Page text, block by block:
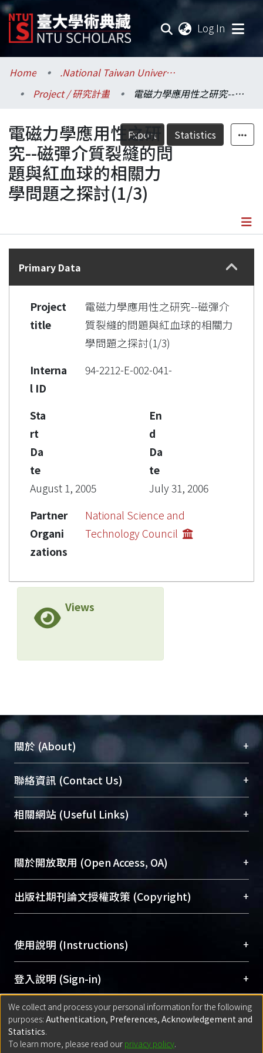
Log In
Communities & Collections
Research Outputs
Fundings & Projects
Researchers
Organizations
Home
.National Taiwan University / 國立臺灣大學
Project / 研究計畫
電磁力學應用性之研究--磁彈介質裂縫的問題與紅血球的相關力學問題之探討(1/3)
Export Statistics
電磁力學應用性之研
究--磁彈介質裂縫的問
題與紅血球的相關力
學問題之探討(1/3)
Details
Primary Data
Project
title
電磁力學應用性之研究--磁彈介
質裂縫的問題與紅血球的相關力
學問題之探討(1/3)
Interna
l ID
94-2212-E-002-041-
Sta
rt
Da
te
August 1, 2005
En
d
Da
te
July 31, 2006
Partner
Organi
zations
National Science and
Technology Council
Views
關於 (About) +
臺大位居世界頂尖大學之列，為永久珍藏及向國際
展現本校豐碩的研究成果及學術能量，圖書館整合
機構典藏（NTUR）與學術庫（AH）不同功能平
台，成為臺大學術典藏NTU scholars。期能整合研
成果。
To permanently archive and promote researcher
profiles and scholarly works, Library integrates the
services of “NTU Repository” with “Academic
聯絡資訊 (Contact Us) +
總館學科館員(Main Library)
醫學圖書館學科館員(Medical Library)
Sciences Library)
相關網站 (Useful Links) +
關於開放取用 (Open Access, OA) +
開放取用是從使用者角度提升資訊取用性的社會運
動，應用在學術研究上是透過將研究著作公開供使
用逐年攀升。同時可加速研究發展、提升研究影響
Archive）平台。 （點選深入了解OA）
出版社期刊論文授權政策 (Copyright) +
含部分內容的版權非匯入者所有，或由第三方贊
助與合作完成，請確認該版權所有者及第三方同
意提供此授權。
Please represent that the submission is your
original work, and that you have the right to
grant the rights to upload.
若欲上傳已出版的全文電子檔，可使用
使用說明 (Instructions) +
網站簡介(Quickstart Guide)
使用手冊(Instruction Manual)
線上預約服務(Booking Service)
登入說明 (Sign-in) +
方案一：臺灣大學計算機中心帳號登入
(With C&INC Email Account)
方案二：ORCID帳號登入(With ORCID)
匯入著作 (Submission) +
方案一：定期更新ORCID者，以ID匯入
We collect and process your personal information for the following
purposes: Authentication, Preferences, Acknowledgement and
Statistics.
To learn more, please read our privacy policy.